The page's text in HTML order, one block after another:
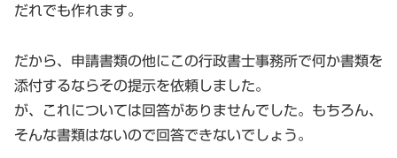
だれでも作れます。
だから、申請書類の他にこの行政書士事務所で何か書類を
添付するならその提示を依頼しました。
が、これについては回答がありませんでした。もちろん、
そんな書類はないので回答できないでしょう。